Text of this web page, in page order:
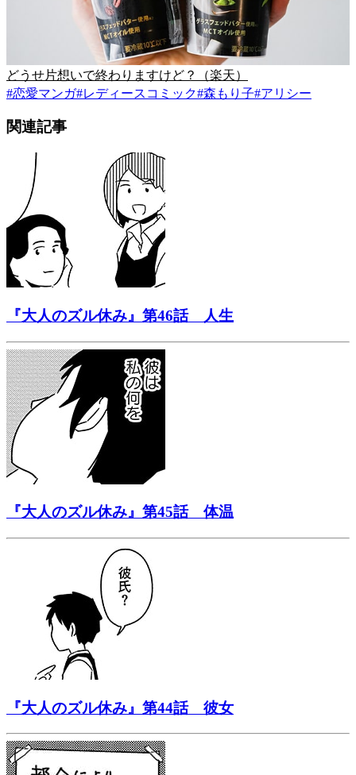
どうせ片想いで終わりますけど？（楽天）
#恋愛マンガ#レディースコミック#森もり子#アリシー
関連記事
『大人のズル休み』第46話 人生
『大人のズル休み』第45話 体温
『大人のズル休み』第44話 彼女